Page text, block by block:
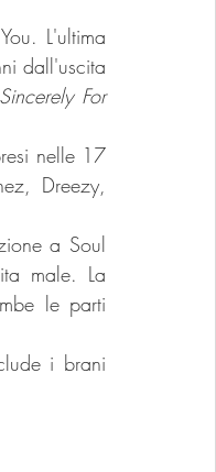
L'ultima
dall'uscita
Sincerely For
nelle 17
Dreezy,
a Soul
male. La
le parti
i brani